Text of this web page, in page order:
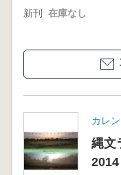
新刊 在庫なし
カレ
縄文
2014